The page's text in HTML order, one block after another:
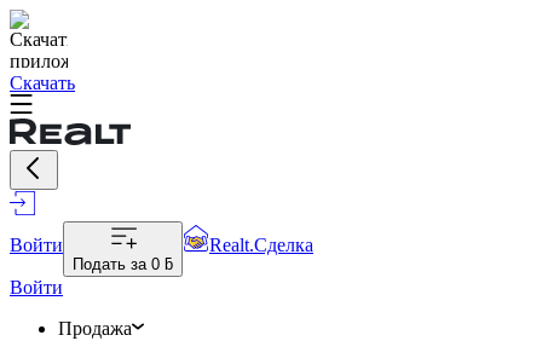
Скачать
Войти
Подать за 0 ƃ
Realt.Сделка
Войти
Продажа